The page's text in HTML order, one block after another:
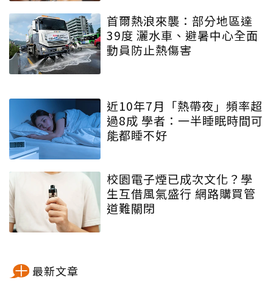
首爾熱浪來襲：部分地區達
39度 灑水車、避暑中心全面
動員防止熱傷害
近10年7月「熱帶夜」頻率超
過8成 學者：一半睡眠時間可
能都睡不好
校園電子煙已成次文化？學
生互借風氣盛行 網路購買管
道難關閉
最新文章